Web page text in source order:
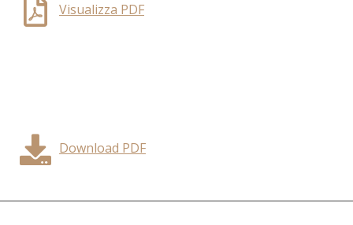
Visualizza PDF
Download PDF